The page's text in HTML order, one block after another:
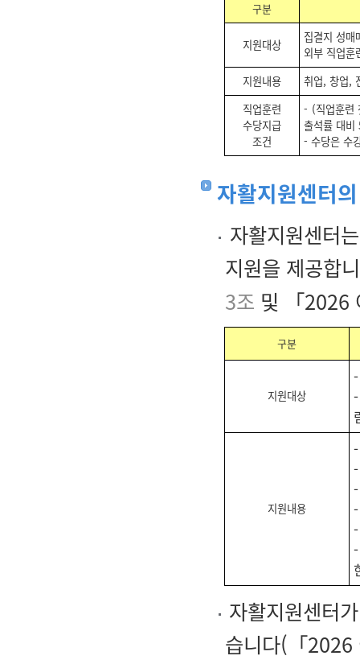
구분
지원대상
집결지 성매
외부 직업훈
지원내용
취업, 창업,
직업훈련
수당지급
조건
- (직업훈련
출석률 대
- 수당은 수
자활지원센터
자활지원센터
지원을 제공합
3조 및 「2026
구분
지원대상
지원내용
자활지원센터
습니다(「2026